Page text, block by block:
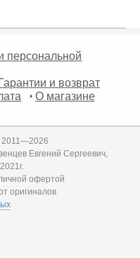
персональной
Гарантии и возврат
О магазине
2011—2026
Евгений Сергеевич,
офертой
оригиналов